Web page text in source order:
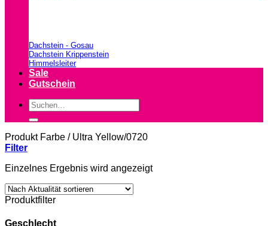
Dachstein - Gosau
Dachstein Krippenstein
Himmelsleiter
Sale
Gutschein
Suchen
nach:
Produkt Farbe /Ultra Yellow/0720
Filter
Einzelnes Ergebnis wird angezeigt
Produktfilter
Geschlecht